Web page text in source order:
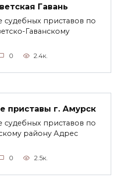
Гавань
судебных приставов по
Гаванскому
0 2.4к.
приставы г. Амурск
судебных приставов по
району Адрес
0 2.5к.